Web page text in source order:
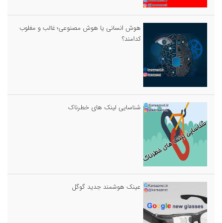
هوش انسانی یا هوش مصنوعی؛ غالب و مغلوب
کدامند؟
شناسایی لینک های خطرناک
عینک هوشمند جدید گوگل